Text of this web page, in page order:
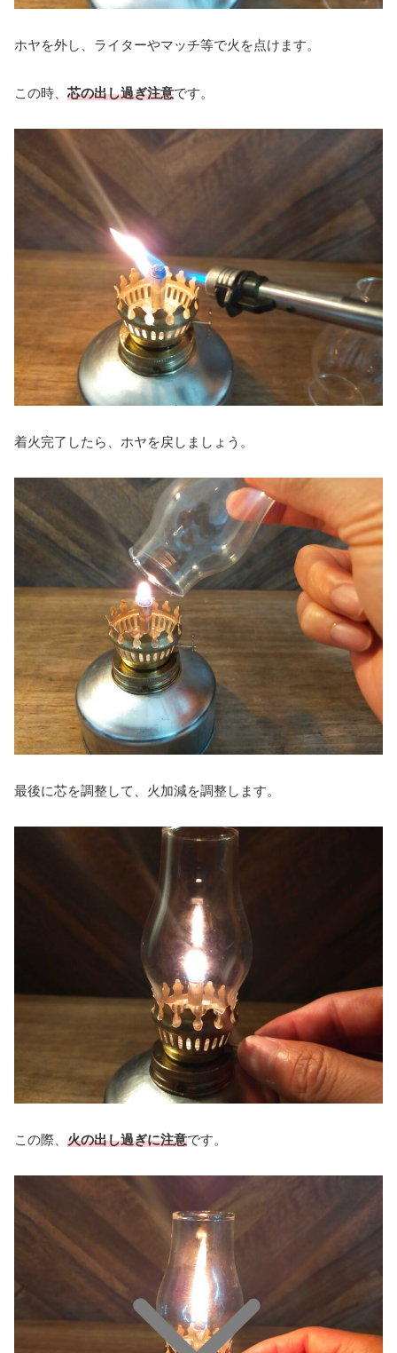
ホヤを外し、ライターやマッチ等で火を点けます。
この時、 芯の出し過ぎ注意です。
着火完了したら、ホヤを戻しましょう。
最後に芯を調整して、火加減を調整します。
この際、 火の出し過ぎに注意です。